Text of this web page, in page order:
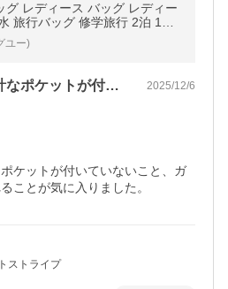
グ レディース バッグ レディー
旅行バッグ 修学旅行 2泊 1泊
オンバッグ 大容量 軽量
ユー)
とても軽いこと、余計なポケットが付いて… 2025/12/6
ケットが付いていないこと、ガ
ことが気に入りました。
ストライプ